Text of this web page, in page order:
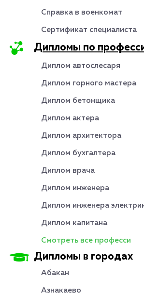
Справка в военкомат
Сертификат специалиста
Дипломы по
Диплом автослесаря
Диплом горного мастера
Диплом бетонщика
Диплом актера
Диплом архитектора
Диплом бухгалтера
Диплом врача
Диплом инженера
Диплом инженера
Диплом капитана
Смотреть все професси
Дипломы в городах
Абакан
Азнакаево